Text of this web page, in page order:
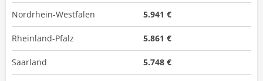
Nordrhein-Westfalen 5.941 €
Rheinland-Pfalz 5.861 €
Saarland 5.748 €